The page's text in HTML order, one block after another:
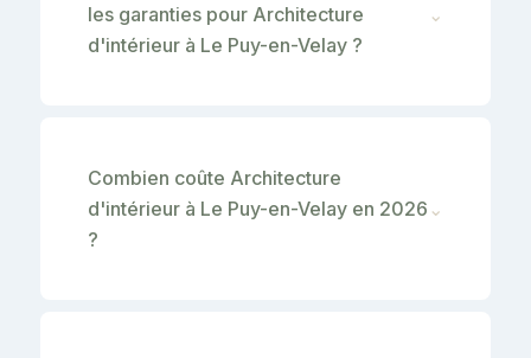
les garanties pour Architecture
d'intérieur à Le Puy-en-Velay ?
⌄
Combien coûte Architecture
d'intérieur à Le Puy-en-Velay en 2026
?
⌄